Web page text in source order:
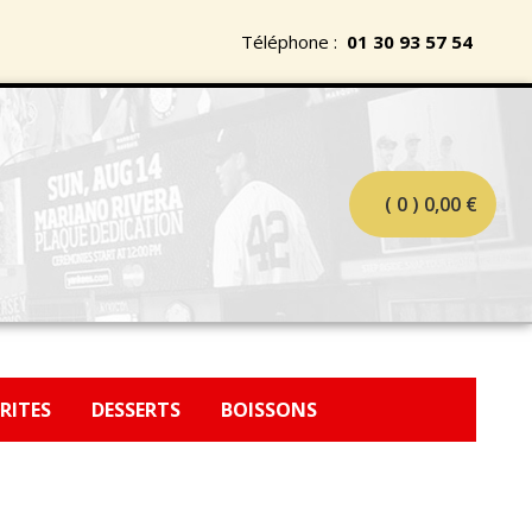
Téléphone : 01 30 93 57 54
( 0 ) 0,00 €
DESSERTS BOISSONS